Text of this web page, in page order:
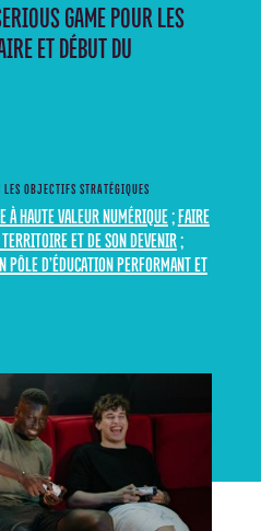
GAME POUR LES
ET DÉBUT DU
OBJECTIFS STRATÉGIQUES
HAUTE VALEUR NUMÉRIQUE;FAIRE
ET DE SON DEVENIR;
D’ÉDUCATION PERFORMANT ET